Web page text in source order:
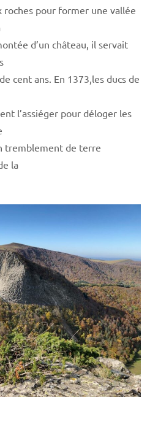
roches pour former une vallée
d’un château, il servait
cent ans. En 1373,les ducs de
l’assiéger pour déloger les
tremblement de terre
la